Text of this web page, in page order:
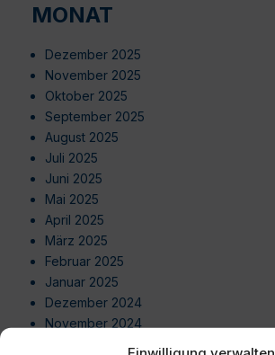
MONAT
Dezember 2025
November 2025
Oktober 2025
September 2025
August 2025
Juli 2025
Juni 2025
Mai 2025
April 2025
März 2025
Februar 2025
Januar 2025
Dezember 2024
November 2024